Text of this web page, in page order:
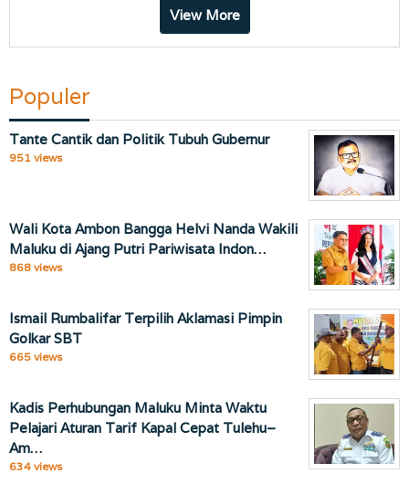
View More
Populer
Tante Cantik dan Politik Tubuh Gubernur
951 views
Wali Kota Ambon Bangga Helvi Nanda Wakili
Maluku di Ajang Putri Pariwisata Indon…
868 views
Ismail Rumbalifar Terpilih Aklamasi Pimpin
Golkar SBT
665 views
Kadis Perhubungan Maluku Minta Waktu
Pelajari Aturan Tarif Kapal Cepat Tulehu–
Am…
634 views